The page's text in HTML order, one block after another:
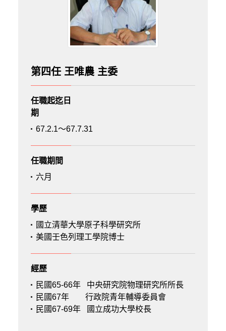
第四任 王唯農 主委
任職起迄日
期
67.2.1～67.7.31
任職期間
六月
學歷
國立清華大學原子科學研究所
美國壬色列理工學院博士
經歷
民國65-66年中央研究院物理研究所所長
民國67年行政院青年輔導委員會
民國67-69年
國立成功大學校長